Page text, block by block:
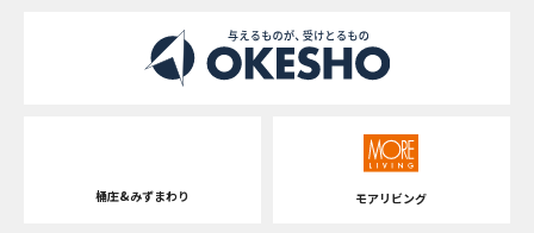
桶庄&みずまわり モアリビング